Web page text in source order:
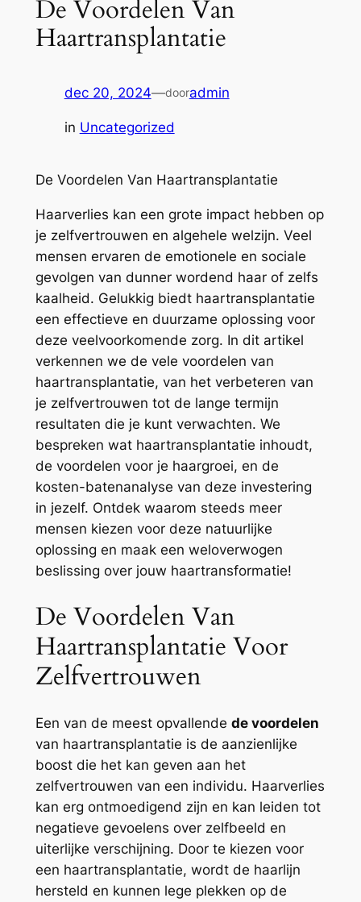
De Voordelen Van
Haartransplantatie
dec 20, 2024—dooradmin
in Uncategorized
De Voordelen Van Haartransplantatie
Haarverlies kan een grote impact hebben op
je zelfvertrouwen en algehele welzijn. Veel
mensen ervaren de emotionele en sociale
gevolgen van dunner wordend haar of zelfs
kaalheid. Gelukkig biedt haartransplantatie
een effectieve en duurzame oplossing voor
deze veelvoorkomende zorg. In dit artikel
verkennen we de vele voordelen van
haartransplantatie, van het verbeteren van
je zelfvertrouwen tot de lange termijn
resultaten die je kunt verwachten. We
bespreken wat haartransplantatie inhoudt,
de voordelen voor je haargroei, en de
kosten-batenanalyse van deze investering
in jezelf. Ontdek waarom steeds meer
mensen kiezen voor deze natuurlijke
oplossing en maak een weloverwogen
beslissing over jouw haartransformatie!
De Voordelen Van
Haartransplantatie Voor
Zelfvertrouwen
Een van de meest opvallende de voordelen
van haartransplantatie is de aanzienlijke
boost die het kan geven aan het
zelfvertrouwen van een individu. Haarverlies
kan erg ontmoedigend zijn en kan leiden tot
negatieve gevoelens over zelfbeeld en
uiterlijke verschijning. Door te kiezen voor
een haartransplantatie, wordt de haarlijn
hersteld en kunnen lege plekken op de